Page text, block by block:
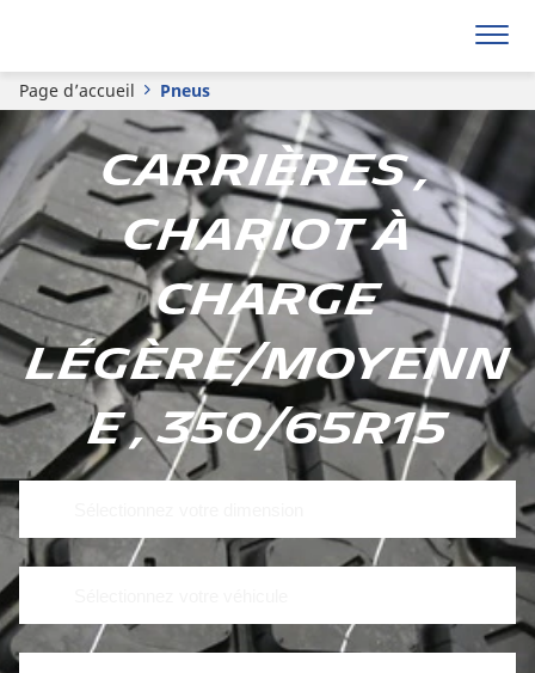
Page d’accueil Pneus
Carrières ,
Chariot à
charge
légère/moyenn
e , 350/65R15